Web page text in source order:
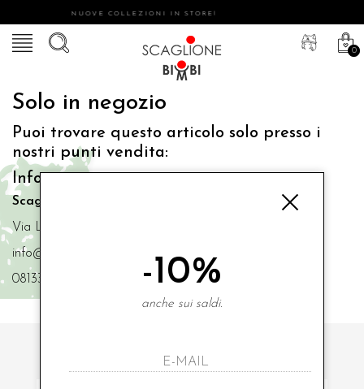
NUOVE COLLEZIONI IN STORE!
0
Solo in negozio
Puoi trovare questo articolo solo presso i
nostri punti vendita:
Info contatti
Scaglione Bimbi di Iacono Maria Angela
Via Luigi Mazzella,73 80077 Ischia
info@scaglionebimbi.com
0813331162
ISCRIVITI ALLA NOSTRA NEWSLETTER
-10%
anche sui saldi.